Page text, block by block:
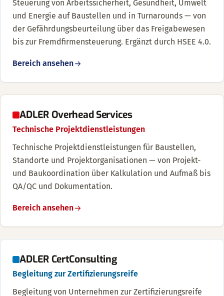
Steuerung von Arbeitssicherheit, Gesundheit, Umwelt
und Energie auf Baustellen und in Turnarounds — von
der Gefährdungsbeurteilung über das Freigabewesen
bis zur Fremdfirmensteuerung. Ergänzt durch HSEE 4.0.
Bereich ansehen
ADLER Overhead Services
Technische Projektdienstleistungen
Technische Projektdienstleistungen für Baustellen,
Standorte und Projektorganisationen — von Projekt-
und Baukoordination über Kalkulation und Aufmaß bis
QA/QC und Dokumentation.
Bereich ansehen
ADLER CertConsulting
Begleitung zur Zertifizierungsreife
Begleitung von Unternehmen zur Zertifizierungsreife